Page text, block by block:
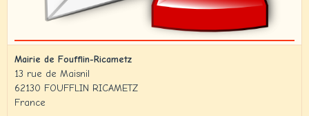
Mairie de Foufflin-Ricametz
13 rue de Maisnil
62130 FOUFFLIN RICAMETZ
France